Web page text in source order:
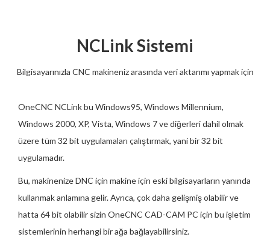
NCLink Sistemi
Bilgisayarınızla CNC makineniz arasında veri aktarımı yapmak için
OneCNC NCLink bu Windows95, Windows Millennium,
Windows 2000, XP, Vista, Windows 7 ve diğerleri dahil olmak
üzere tüm 32 bit uygulamaları çalıştırmak, yani bir 32 bit
uygulamadır.
Bu, makinenize DNC için makine için eski bilgisayarların yanında
kullanmak anlamına gelir. Ayrıca, çok daha gelişmiş olabilir ve
hatta 64 bit olabilir sizin OneCNC CAD-CAM PC için bu işletim
sistemlerinin herhangi bir ağa bağlayabilirsiniz.